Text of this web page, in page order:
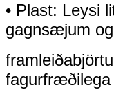
• Plast: Leysi
gagnsæjum
framleiða
fagurfræðilega